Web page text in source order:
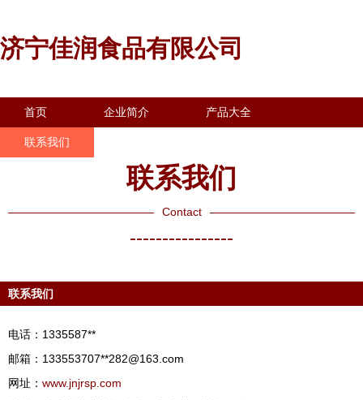
济宁佳润食品有限公司
首页 企业简介 产品大全
联系我们
联系我们
Contact
----------------
联系我们
电话：1335587**
邮箱：133553707**282@163.com
网址： www.jnjrsp.com